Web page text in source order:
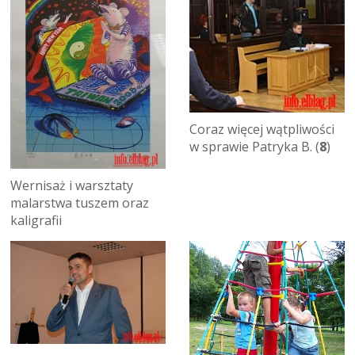
Wernisaż i warsztaty
malarstwa tuszem oraz
kaligrafii
Coraz więcej wątpliwości
w sprawie Patryka B. (8)